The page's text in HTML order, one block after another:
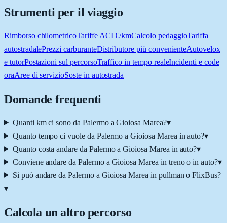
Strumenti per il viaggio
Rimborso chilometricoTariffe ACI €/kmCalcolo pedaggioTariffa
autostradalePrezzi carburanteDistributore più convenienteAutovelox
e tutorPostazioni sul percorsoTraffico in tempo realeIncidenti e code
oraAree di servizioSoste in autostrada
Domande frequenti
Quanti km ci sono da Palermo a Gioiosa Marea?▾
Quanto tempo ci vuole da Palermo a Gioiosa Marea in auto?▾
Quanto costa andare da Palermo a Gioiosa Marea in auto?▾
Conviene andare da Palermo a Gioiosa Marea in treno o in auto?▾
Si può andare da Palermo a Gioiosa Marea in pullman o FlixBus?
▾
Calcola un altro percorso